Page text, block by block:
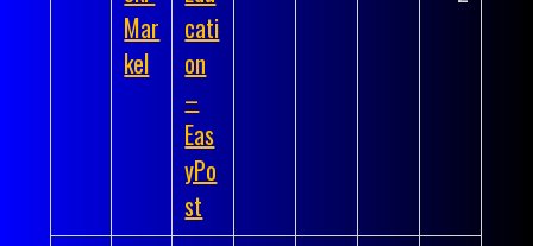
Mar
kel
cati
on
–
Eas
yPo
st